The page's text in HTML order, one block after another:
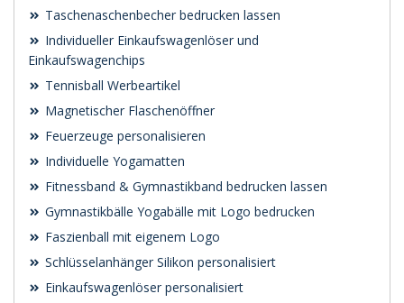
Taschenaschenbecher bedrucken lassen
Individueller Einkaufswagenlöser und
Einkaufswagenchips
Tennisball Werbeartikel
Magnetischer Flaschenöffner
Feuerzeuge personalisieren
Individuelle Yogamatten
Fitnessband & Gymnastikband bedrucken lassen
Gymnastikbälle Yogabälle mit Logo bedrucken
Faszienball mit eigenem Logo
Schlüsselanhänger Silikon personalisiert
Einkaufswagenlöser personalisiert